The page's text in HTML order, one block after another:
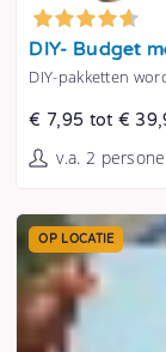
Tonen
DIY- Budget
DIY-pakketten
€ 7,95 tot €
v.a. 2
OP LOCATIE